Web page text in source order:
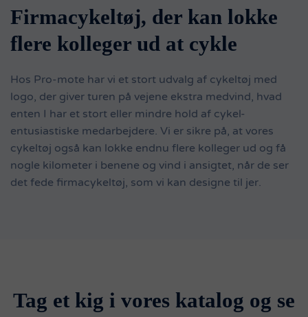
Firmacykeltøj, der kan lokke
flere kolleger ud at cykle
Hos Pro-mote har vi et stort udvalg af cykeltøj med
logo, der giver turen på vejene ekstra medvind, hvad
enten I har et stort eller mindre hold af cykel-
entusiastiske medarbejdere. Vi er sikre på, at vores
cykeltøj også kan lokke endnu flere kolleger ud og få
nogle kilometer i benene og vind i ansigtet, når de ser
det fede firmacykeltøj, som vi kan designe til jer.
Tag et kig i vores katalog og se